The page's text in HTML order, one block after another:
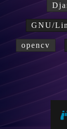
GNU/
opencv